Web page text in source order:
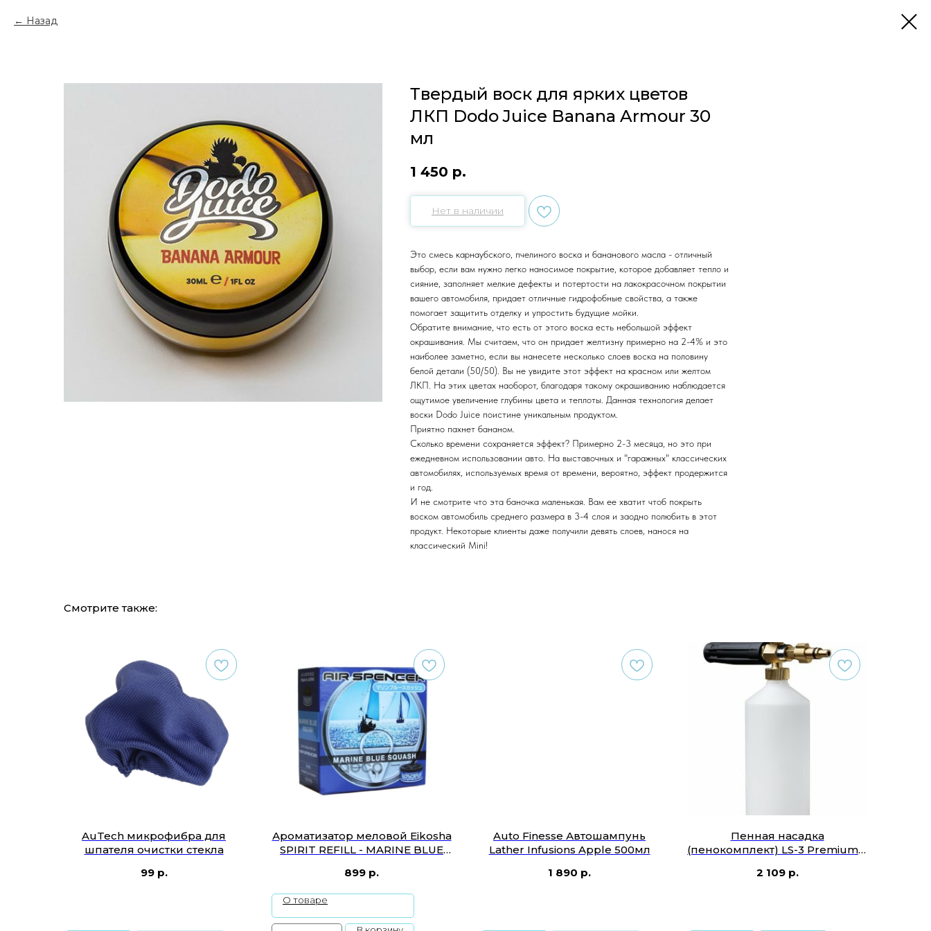
Назад
Твердый воск для ярких цветов
ЛКП Dodo Juice Banana Armour 30
мл
1 450 р.
Нет в наличии
Это смесь карнаубского, пчелиного воска и бананового масла - отличный
выбор, если вам нужно легко наносимое покрытие, которое добавляет тепло и
сияние, заполняет мелкие дефекты и потертости на лакокрасочном покрытии
вашего автомобиля, придает отличные гидрофобные свойства, а также
помогает защитить отделку и упростить будущие мойки.
Обратите внимание, что есть от этого воска есть небольшой эффект
окрашивания. Мы считаем, что он придает желтизну примерно на 2-4% и это
наиболее заметно, если вы нанесете несколько слоев воска на половину
белой детали (50/50). Вы не увидите этот эффект на красном или желтом
ЛКП. На этих цветах наоборот, благодаря такому окрашиванию наблюдается
ощутимое увеличение глубины цвета и теплоты. Данная технология делает
воски Dodo Juice поистине уникальным продуктом.
Приятно пахнет бананом.
Сколько времени сохраняется эффект? Примерно 2-3 месяца, но это при
ежедневном использовании авто. На выставочных и "гаражных" классических
автомобилях, используемых время от времени, вероятно, эффект продержится
и год.
И не смотрите что эта баночка маленькая. Вам ее хватит чтоб покрыть
воском автомобиль среднего размера в 3-4 слоя и заодно полюбить в этот
продукт. Некоторые клиенты даже получили девять слоев, нанося на
классический Mini!
Смотрите также:
AuTech микрофибра для
шпателя очистки стекла
99 р.
Ароматизатор меловой Eikosha
SPIRIT REFILL - MARINE BLUE
899 р.
О товаре
Auto Finesse Автошампунь
Lather Infusions Apple 500мл
1 890 р.
Пенная насадка
(пенокомплект) LS-3 Premium с
LAVOR
2 109 р.